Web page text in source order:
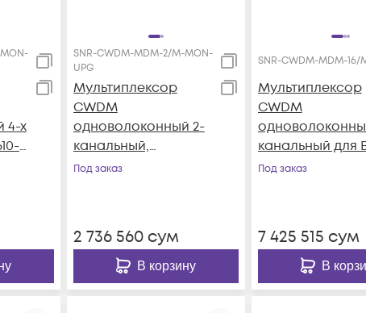
4-х
SNR-CWDM-MDM-2/M-MON-
UPG
Мультиплексор
CWDM
одноволоконный 2-
канальный,
(trx:1550/1530,
Под заказ
2 736 560сум
В корзину
SNR-CWDM-MDM-16/
Мультиплексор
CWDM
канальный для
CWDM SFP
Под заказ
7 425 515 сум
В